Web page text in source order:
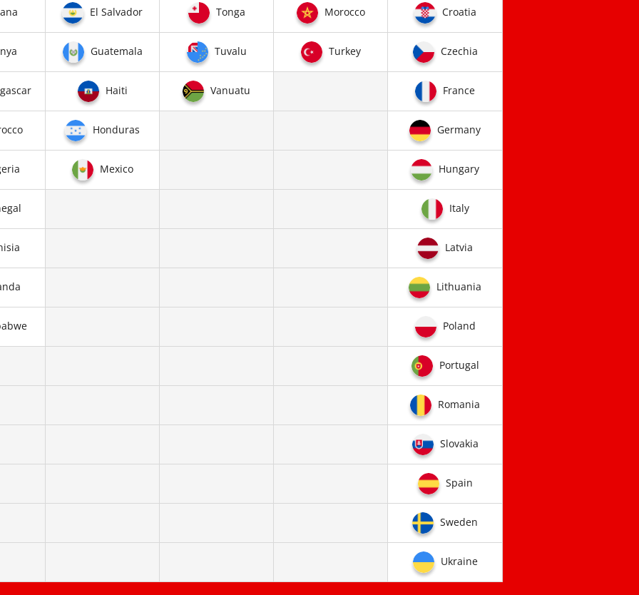
El Salvador Tonga Morocco Croatia
Guatemala Tuvalu Turkey Czechia
Haiti Vanuatu France
Honduras Germany
Mexico Hungary
Italy
Latvia
Lithuania
Poland
Portugal
Romania
Slovakia
Spain
Sweden
Ukraine